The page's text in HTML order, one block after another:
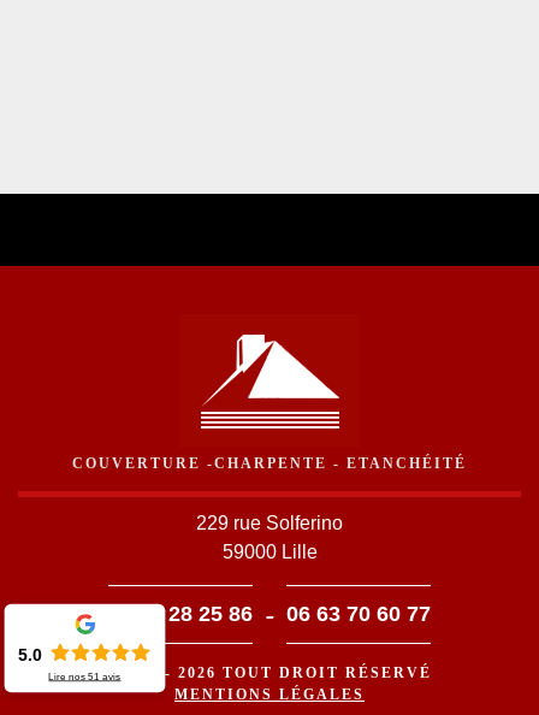
COUVERTURE -CHARPENTE - ETANCHÉITÉ
229 rue Solferino
59000 Lille
03 59 28 25 86 - 06 63 70 60 77
©2016 - 2026 TOUT DROIT RÉSERVÉ
MENTIONS LÉGALES
5.0
Lire nos51 avis